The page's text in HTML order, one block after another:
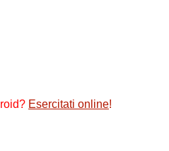
Esercitati online!